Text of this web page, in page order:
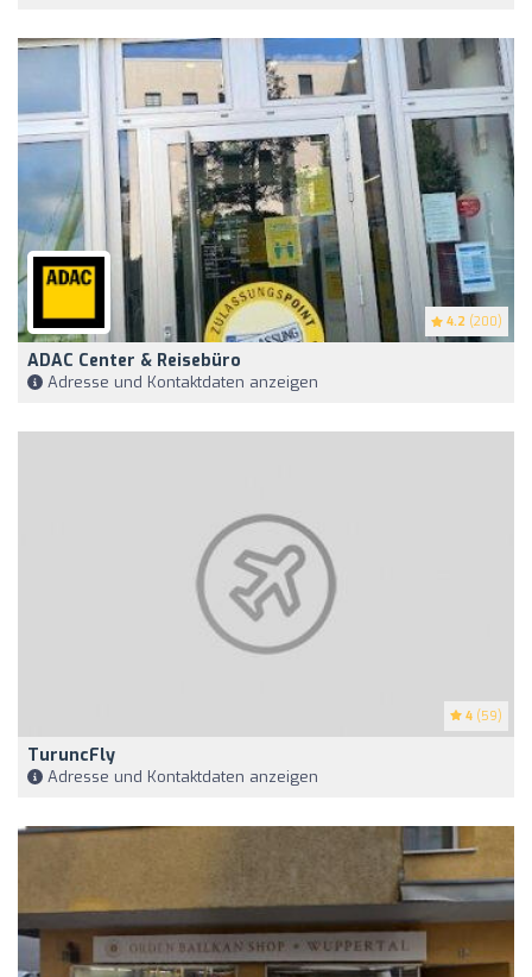
4.2 (200)
ADAC Center & Reisebüro
Adresse und Kontaktdaten anzeigen
4 (59)
TuruncFly
Adresse und Kontaktdaten anzeigen